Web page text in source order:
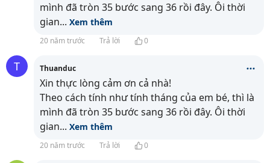
mình đã tròn 35 bước sang 36 rồi đây. Ôi thời
gian... Xem thêm
20 năm trước Trả lời 0
T Thuanduc
Xin thực lòng cảm ơn cả nhà!
Theo cách tính như tính tháng của em bé, thì là
mình đã tròn 35 bước sang 36 rồi đây. Ôi thời
gian... Xem thêm
20 năm trước Trả lời 0